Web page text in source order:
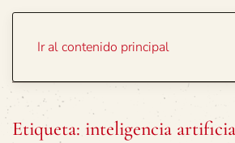
Ir al contenido principal
Etiqueta: inteligencia